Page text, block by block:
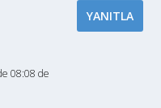
YANITLA
08:08 de